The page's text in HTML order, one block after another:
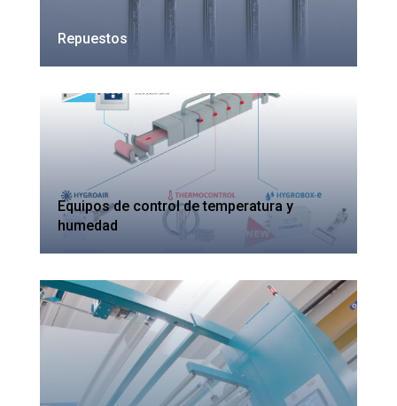
Repuestos
Equipos de control de temperatura y
humedad